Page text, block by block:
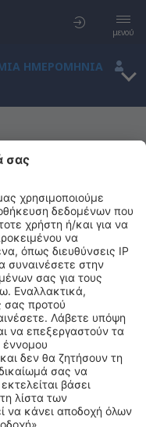
μενού
ΗΜΕΡΟΜΗΝΊΑ
σας
κριτήρια
νομίμου δικαιώματος.